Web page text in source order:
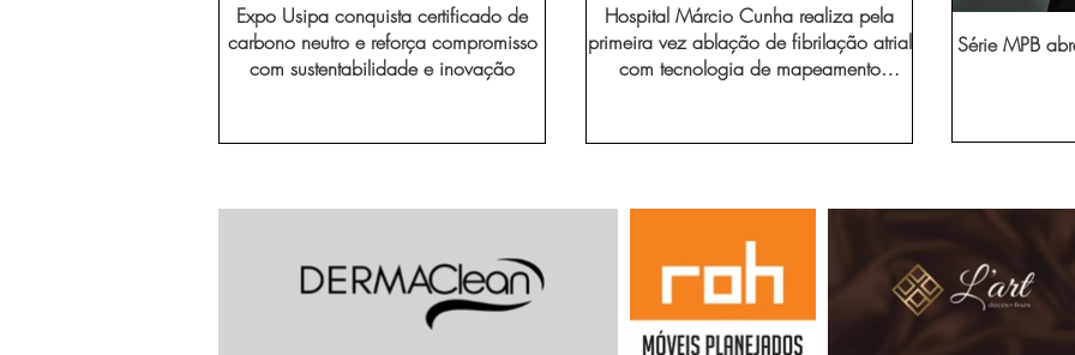
Expo Usipa conquista certificado de
carbono neutro e reforça compromisso
com sustentabilidade e inovação
Hospital Márcio Cunha realiza pela
primeira vez ablação de fibrilação atrial
com tecnologia de mapeamento
Série MPB